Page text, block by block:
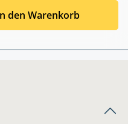
den Warenkorb